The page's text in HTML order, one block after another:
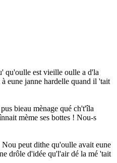
qu'oulle est vieille oulle a d'la
eune janne hardelle quand il 'tait
bieau mènage qué ch't'îla
mème ses bottes ! Nou-s
peut dithe qu'oulle avait eune
drôle d'idée qu'l'air dé la mé 'tait